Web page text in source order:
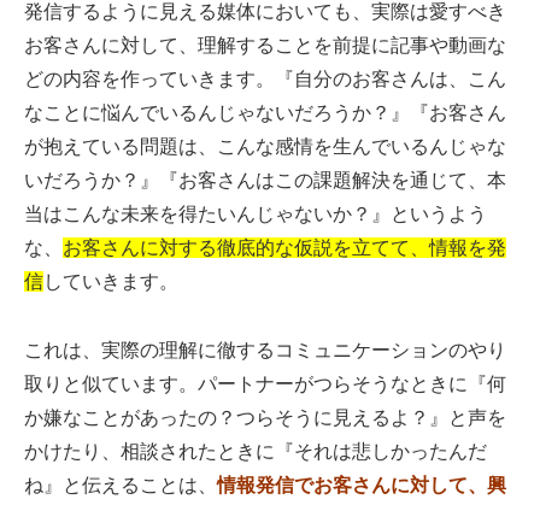
発信するように見える媒体においても、実際は愛すべき
お客さんに対して、理解することを前提に記事や動画な
どの内容を作っていきます。『自分のお客さんは、こん
なことに悩んでいるんじゃないだろうか？』『お客さん
が抱えている問題は、こんな感情を生んでいるんじゃな
いだろうか？』『お客さんはこの課題解決を通じて、本
当はこんな未来を得たいんじゃないか？』というよう
な、 お客さんに対する徹底的な仮説を立てて、情報を発
信していきます。
これは、実際の理解に徹するコミュニケーションのやり
取りと似ています。パートナーがつらそうなときに『何
か嫌なことがあったの？つらそうに見えるよ？』と声を
かけたり、相談されたときに『それは悲しかったんだ
ね』と伝えることは、情報発信でお客さんに対して、興